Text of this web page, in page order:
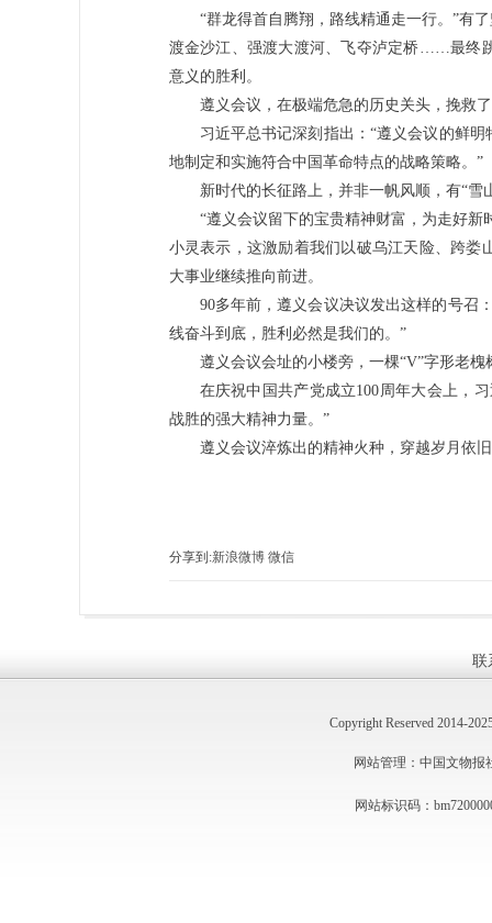
“群龙得首自腾翔，路线精通走一行。”有
渡金沙江、强渡大渡河、飞夺泸定桥……最终
意义的胜利。
遵义会议，在极端危急的历史关头，挽救
习近平总书记深刻指出：“遵义会议的鲜
地制定和实施符合中国革命特点的战略策略。”
新时代的长征路上，并非一帆风顺，有“雪
“遵义会议留下的宝贵精神财富，为走好
小灵表示，这激励着我们以破乌江天险、跨
大事业继续推向前进。
90多年前，遵义会议决议发出这样的号召
线奋斗到底，胜利必然是我们的。”
遵义会议会址的小楼旁，一棵“V”字形老
在庆祝中国共产党成立100周年大会上，
战胜的强大精神力量。”
遵义会议淬炼出的精神火种，穿越岁月依
分享到:新浪微博 微信
联
Copyright Reserved 2014-
网站管理：中国文物报
网站标识码：